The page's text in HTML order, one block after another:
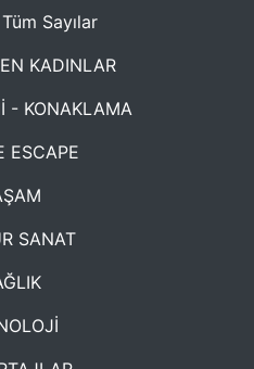
Sayılar
KADINLAR
- KONAKLAMA
ESCAPE
SANAT